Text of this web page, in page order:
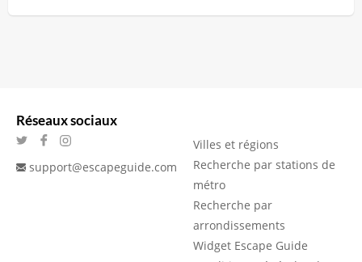
Réseaux sociaux
support@escapeguide.com
Villes et régions
Recherche par stations de
métro
Recherche par
arrondissements
Widget Escape Guide